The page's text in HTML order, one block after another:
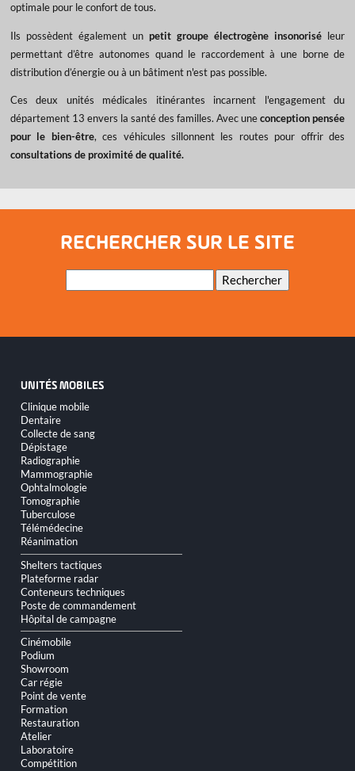
optimale pour le confort de tous.
Ils possèdent également un petit groupe électrogène insonorisé leur
permettant d’être autonomes quand le raccordement à une borne de
distribution d’énergie ou à un bâtiment n'est pas possible.
Ces deux unités médicales itinérantes incarnent l'engagement du
département 13 envers la santé des familles. Avec uneconception pensée
pour le bien-être, ces véhicules sillonnent les routes pour offrir des
consultations de proximité de qualité.
RECHERCHER SUR LE SITE
Mots-
Rechercher
UNITÉS MOBILES
Aller
au
contenu
Clinique mobile
Dentaire
Collecte de sang
Dépistage
Radiographie
Mammographie
Ophtalmologie
Tomographie
Tuberculose
Télémédecine
Réanimation
Shelters tactiques
Plateforme radar
Conteneurs techniques
Poste de commandement
Hôpital de campagne
Cinémobile
Podium
Showroom
Car régie
Point de vente
Formation
Restauration
Atelier
Laboratoire
Compétition